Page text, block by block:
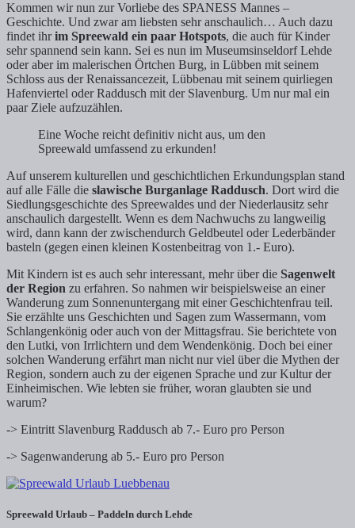
Kommen wir nun zur Vorliebe des SPANESS Mannes –
Geschichte. Und zwar am liebsten sehr anschaulich… Auch dazu
findet ihrim Spreewald ein paar Hotspots, die auch für Kinder
sehr spannend sein kann. Sei es nun im Museumsinseldorf Lehde
oder aber im malerischen Örtchen Burg, in Lübben mit seinem
Schloss aus der Renaissancezeit, Lübbenau mit seinem quirliegen
Hafenviertel oder Raddusch mit der Slavenburg. Um nur mal ein
paar Ziele aufzuzählen.
Eine Woche reicht definitiv nicht aus, um den
Spreewald umfassend zu erkunden!
Auf unserem kulturellen und geschichtlichen Erkundungsplan stand
auf alle Fälle die slawische Burganlage Raddusch. Dort wird die
Siedlungsgeschichte des Spreewaldes und der Niederlausitz sehr
anschaulich dargestellt. Wenn es dem Nachwuchs zu langweilig
wird, dann kann der zwischendurch Geldbeutel oder Lederbänder
basteln (gegen einen kleinen Kostenbeitrag von 1.- Euro).
Mit Kindern ist es auch sehr interessant, mehr über die Sagenwelt
der Region zu erfahren. So nahmen wir beispielsweise an einer
Wanderung zum Sonnenuntergang mit einer Geschichtenfrau teil.
Sie erzählte uns Geschichten und Sagen zum Wassermann, vom
Schlangenkönig oder auch von der Mittagsfrau. Sie berichtete von
den Lutki, von Irrlichtern und dem Wendenkönig. Doch bei einer
solchen Wanderung erfährt man nicht nur viel über die Mythen der
Region, sondern auch zu der eigenen Sprache und zur Kultur der
Einheimischen. Wie lebten sie früher, woran glaubten sie und
warum?
-> Eintritt Slavenburg Raddusch ab 7.- Euro pro Person
-> Sagenwanderung ab 5.- Euro pro Person
Spreewald Urlaub – Paddeln durch Lehde